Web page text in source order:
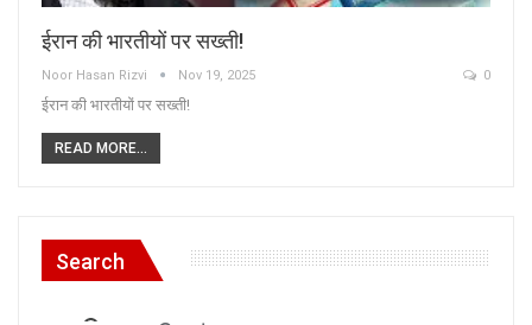
ईरान की भारतीयों पर सख्ती!
Noor Hasan Rizvi Nov 19, 2025 0
ईरान की भारतीयों पर सख्ती!
READ MORE...
Search